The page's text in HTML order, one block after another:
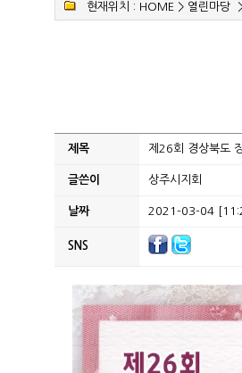
현재위치 : HOME > 열린마당
제목 제26회 경상북도
글쓴이 상주시지회
날짜 2021-03-04
SNS